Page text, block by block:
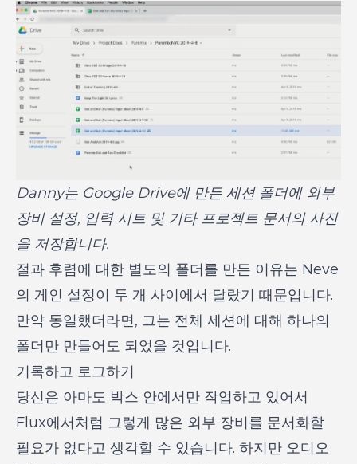
Danny는 Google Drive에 만든 세션 폴더에 외부
장비 설정, 입력 시트 및 기타 프로젝트 문서의 사진
을 저장합니다.
절과 후렴에 대한 별도의 폴더를 만든 이유는 Neve
의 게인 설정이 두 개 사이에서 달랐기 때문입니다.
만약 동일했더라면, 그는 전체 세션에 대해 하나의
폴더만 만들어도 되었을 것입니다.
기록하고 로그하기
당신은 아마도 박스 안에서만 작업하고 있어서
Flux에서처럼 그렇게 많은 외부 장비를 문서화할
필요가 없다고 생각할 수 있습니다. 하지만 오디오